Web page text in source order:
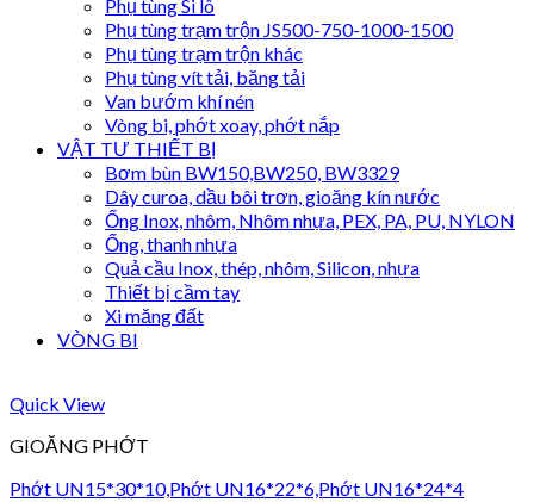
Phụ tùng Si lô
Phụ tùng trạm trộn JS500-750-1000-1500
Phụ tùng trạm trộn khác
Phụ tùng vít tải, băng tải
Van bướm khí nén
Vòng bi, phớt xoay, phớt nắp
VẬT TƯ THIẾT BỊ
Bơm bùn BW150,BW250, BW3329
Dây curoa, dầu bôi trơn, gioăng kín nước
Ống Inox, nhôm, Nhôm nhựa, PEX, PA, PU, NYLON
Ống, thanh nhựa
Quả cầu Inox, thép, nhôm, Silicon, nhựa
Thiết bị cầm tay
Xi măng đất
VÒNG BI
Quick View
GIOĂNG PHỚT
Phớt UN15*30*10,Phớt UN16*22*6,Phớt UN16*24*4